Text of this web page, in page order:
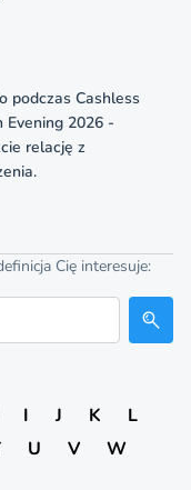
podczas Cashless
Evening 2026 -
relację z
Cię interesuje:
I J K
L
U V
W